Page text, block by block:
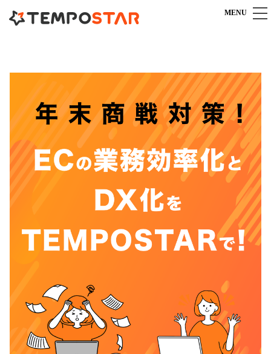
MENU
安心充実のカスタマーサポート
よくある質問
すべての機能を見る
受注管理機能
在庫管理機能
商品管理機能
複数倉庫連携
外部サービス連携
料金
料金プラン
料金シミュレーション
連携サービスオプション
IT導入補助金専用プラン
導入までの流れ
導入事例
商材別導入事例
お役立ち情報
導入支援・運営代行TEMPOSTARに関するお問い合わせ
10：00～18：00（土日祝日を除く）
資料ダウンロード セミナー